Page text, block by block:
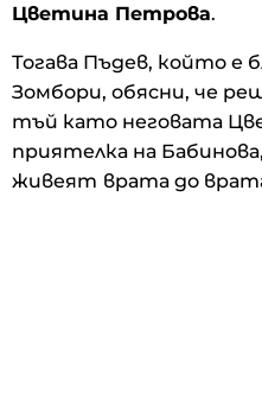
Цветина Петрова.
Тогава Пъдев, който е
Зомбори, обясни, че
тъй като неговата
приятелка на
живеят врата до